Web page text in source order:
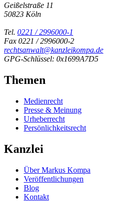
Geißelstraße 11
50823 Köln
Tel. 0221 / 2996000-1
Fax 0221 / 2996000-2
rechtsanwalt@kanzleikompa.de
GPG-Schlüssel: 0x1699A7D5
Themen
Medienrecht
Presse & Meinung
Urheberrecht
Persönlichkeitsrecht
Kanzlei
Über Markus Kompa
Veröffentlichungen
Blog
Kontakt